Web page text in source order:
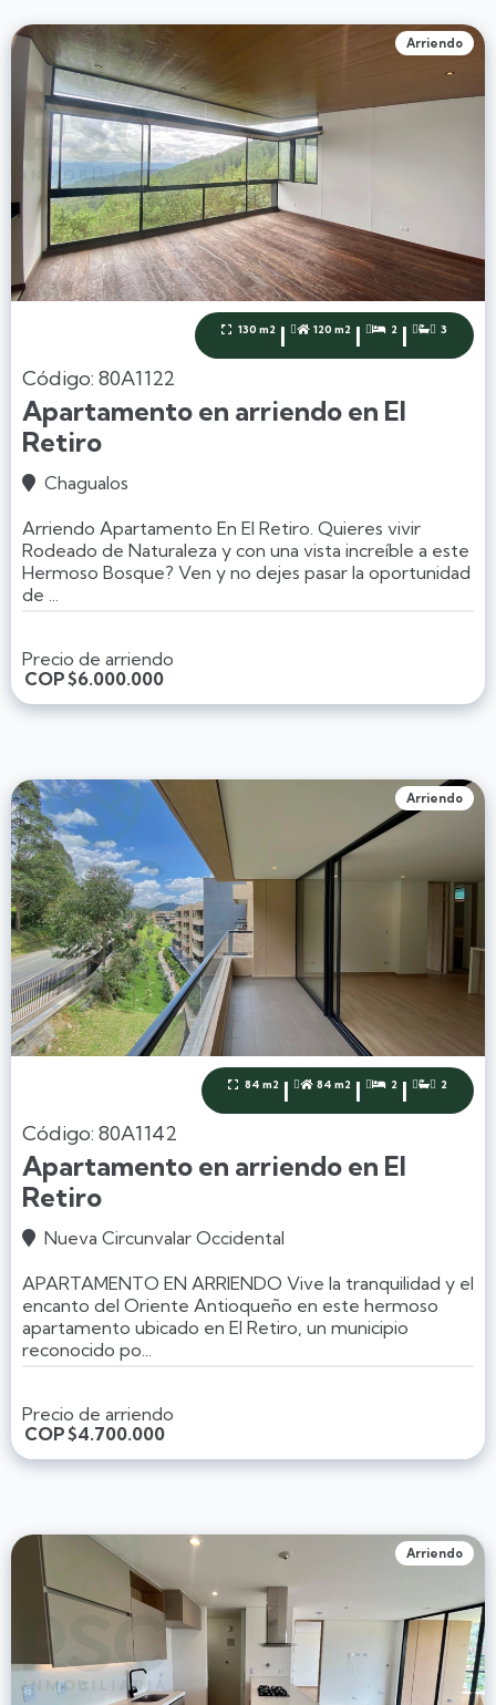
Arriendo
 130 m2 |  120 m2 |  2 |  3
Código: 80A1122
Apartamento en arriendo en El
Retiro
 Chagualos
Arriendo Apartamento En El Retiro. Quieres vivir
Rodeado de Naturaleza y con una vista increíble a este
Hermoso Bosque? Ven y no dejes pasar la oportunidad
de ...
Precio de arriendo
COP$6.000.000
Arriendo
 84 m2 |  84 m2 |  2 |  2
Código: 80A1142
Apartamento en arriendo en El
Retiro
 Nueva Circunvalar Occidental
APARTAMENTO EN ARRIENDO Vive la tranquilidad y el
encanto del Oriente Antioqueño en este hermoso
apartamento ubicado en El Retiro, un municipio
reconocido po...
Precio de arriendo
COP$4.700.000
Arriendo